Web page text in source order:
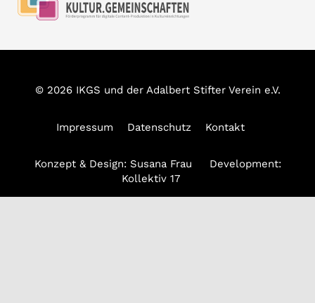
© 2026 IKGS und der Adalbert Stifter Verein e.V.
Impressum Datenschutz Kontakt
Konzept & Design: Susana Frau
Development:
Kollektiv 17